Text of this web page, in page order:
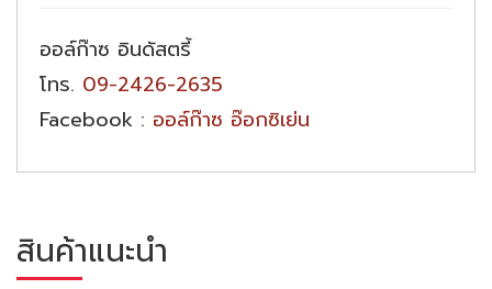
ออล์ก๊าซ อินดัสตรี้
โทร. 09-2426-2635
Facebook : ออล์ก๊าซ อ๊อกซิเย่น
สินค้าแนะนำ